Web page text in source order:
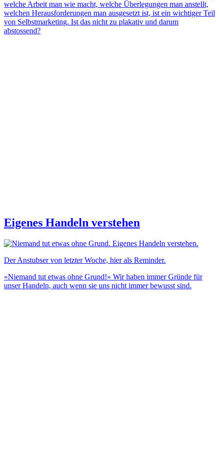
welche Arbeit man wie macht, welche Überlegungen man anstellt,
welchen Herausforderungen man ausgesetzt ist, ist ein wichtiger Teil
von Selbstmarketing. Ist das nicht zu plakativ und darum
abstossend?
Eigenes Handeln verstehen
Der Anstubser von letzter Woche, hier als Reminder.
«Niemand tut etwas ohne Grund!» Wir haben immer Gründe für
unser Handeln, auch wenn sie uns nicht immer bewusst sind.